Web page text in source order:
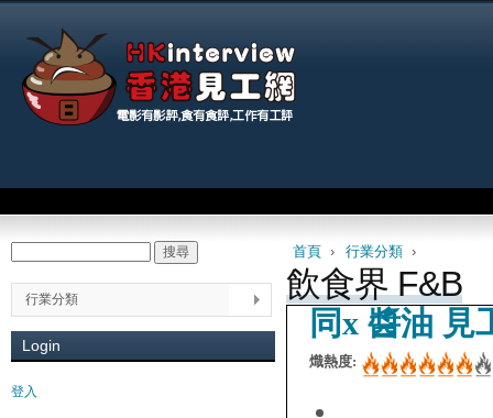
You are here
首頁› 行業分類›
飲食界 F&B
同x 醬油 見
熾熱度:
行業分類
Login
登入